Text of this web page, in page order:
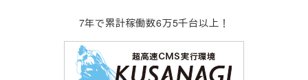
7年で累計稼働数6万5千台以上！